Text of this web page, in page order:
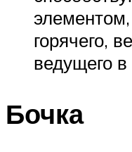
горячего,
ведущего
Бочка